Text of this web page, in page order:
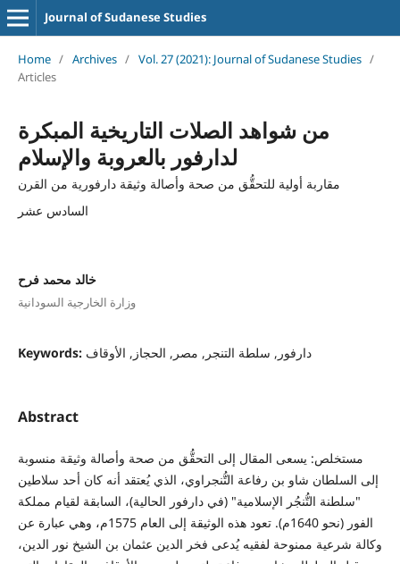
Journal of Sudanese Studies
Home / Archives / Vol. 27 (2021): Journal of Sudanese Studies /
Articles
من شواهد الصلات التاريخية المبكرة
لدارفور بالعروبة والإسلام
مقاربة أولية للتحقُّق من صحة وأصالة وثيقة دارفورية من القرن
السادس عشر
خالد محمد فرح
وزارة الخارجية السودانية
Keywords: دارفور, سلطة التنجر, مصر, الحجاز, الأوقاف
Abstract
مستخلص: يسعى المقال إلى التحقُّق من صحة وأصالة وثيقة منسوبة
إلى السلطان شاو بن رفاعة التُّنجراوي، الذي يُعتقد أنه كان أحد سلاطين
"سلطنة التُّنجُر الإسلامية" (في دارفور الحالية)، السابقة لقيام مملكة
الفور (نحو 1640م). تعود هذه الوثيقة إلى العام 1575م، وهي عبارة عن
وكالة شرعية ممنوحة لفقيه يُدعى فخر الدين عثمان بن الشيخ نور الدين،